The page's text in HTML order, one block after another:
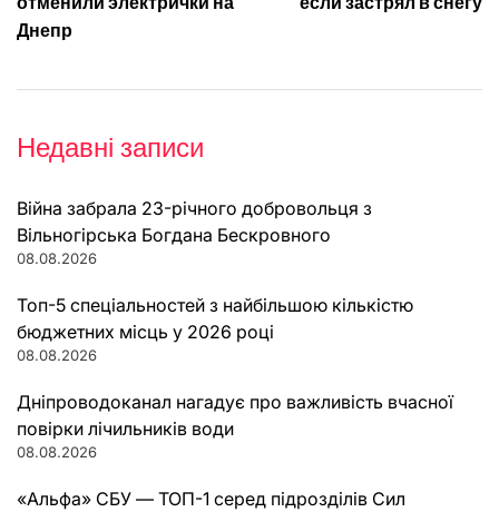
Днепр
Недавні записи
Війна забрала 23-річного добровольця з
Вільногірська Богдана Бескровного
08.08.2026
Топ-5 спеціальностей з найбільшою кількістю
бюджетних місць у 2026 році
08.08.2026
Дніпроводоканал нагадує про важливість вчасної
повірки лічильників води
08.08.2026
«Альфа» СБУ — ТОП-1 серед підрозділів Сил